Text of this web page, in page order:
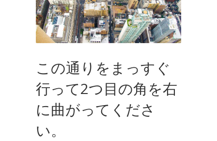
この通りをまっすぐ
行って2つ目の角を右
に曲がってくださ
い。